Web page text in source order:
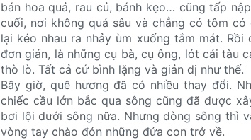
bán hoa quả, rau củ, bánh kẹo… cũng tấp
cuối, nơi không quá sâu và chẳng có tôm
lại kéo nhau ra nhảy ùm xuống tắm mát.
đơn giản, là những cụ bà, cụ ông, lót cái tàu
thò lò. Tất cả cứ bình lặng và giản dị như thế.
Bây giờ, quê hương đã có nhiều thay đổi.
chiếc cầu lớn bắc qua sông cũng đã được
bơi lội dưới sông nữa. Nhưng dòng sông thì
vòng tay chào đón những đứa con trở về.